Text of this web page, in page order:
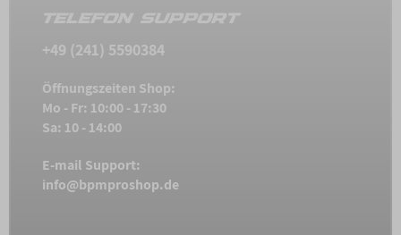
TELEFON SUPPORT
+49 (241) 5590384
Öffnungszeiten Shop:
Mo - Fr: 10:00 - 17:30
Sa: 10 - 14:00
E-mail Support:
info@bpmproshop.de